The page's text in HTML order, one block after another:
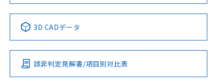
Pb Hg Cd Cr(VI)
O
No No No No
この製品の規格認証/適合状況ページへ
その他の認証はこちらのページからご検索ください
3D CADデータ
該非判定見解書/項目別対比表